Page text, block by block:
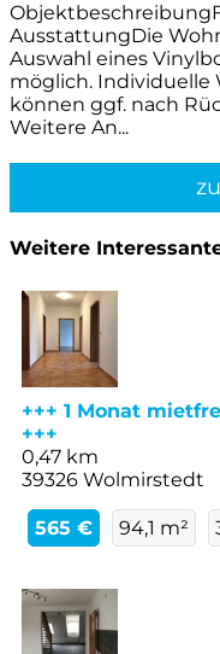
AusstattungDie
Auswahl eines
möglich. Individuelle
können ggf. nach
Weitere An...
Weitere
+++ 1 Monat
+++
0,47 km
39326 Wolmirstedt
565 € 94,1 m²